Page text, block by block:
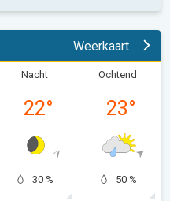
Weerkaart
Nacht
22°
30 %
Ochtend
23°
50 %